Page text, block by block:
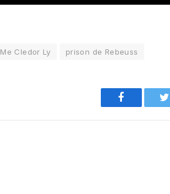
Me Cledor Ly prison de Rebeuss
Facebook